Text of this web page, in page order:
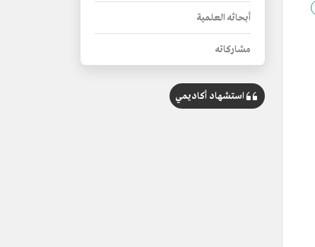
أبحاثه العلمية
مشاركاته
استشهاد أكاديمي